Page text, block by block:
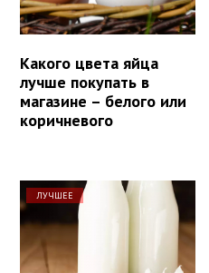
Какого цвета яйца
лучше покупать в
магазине – белого или
коричневого
ЛУЧШЕЕ